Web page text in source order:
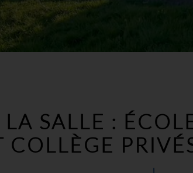
SALLE :
COLLÈGE